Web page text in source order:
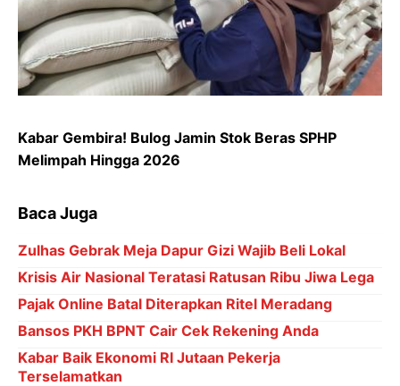
Kabar Gembira! Bulog Jamin Stok Beras SPHP
Melimpah Hingga 2026
Baca Juga
Zulhas Gebrak Meja Dapur Gizi Wajib Beli Lokal
Krisis Air Nasional Teratasi Ratusan Ribu Jiwa Lega
Pajak Online Batal Diterapkan Ritel Meradang
Bansos PKH BPNT Cair Cek Rekening Anda
Kabar Baik Ekonomi RI Jutaan Pekerja
Terselamatkan